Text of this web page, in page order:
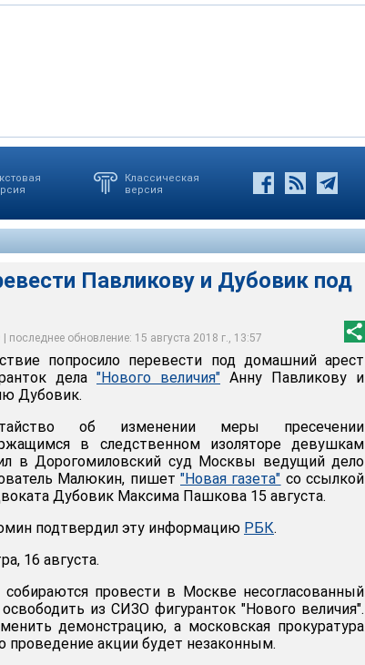
Классическая
версия
Павликову и Дубовик под
последнее обновление: 15 августа 2018 г., 13:57
и Дубовик под домашний арест
попросило перевести под домашний арест
дела "Нового величия" Анну Павликову и
Дубовик.
об изменении меры пресечении
в следственном изоляторе девушкам
в Дорогомиловский суд Москвы ведущий дело
Малюкин, пишет "Новая газета" со ссылкой
Дубовик Максима Пашкова 15 августа.
подтвердил эту информацию РБК.
16 августа.
собираются провести в Москве несогласованный
из СИЗО фигуранток "Нового величия".
демонстрацию, а московская прокуратура
проведение акции будет незаконным.